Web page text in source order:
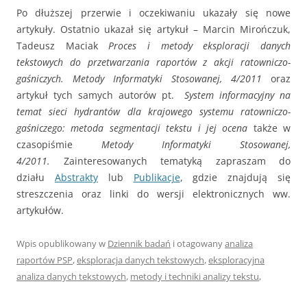
Po dłuższej przerwie i oczekiwaniu ukazały się nowe
artykuły. Ostatnio ukazał się artykuł – Marcin Mirończuk,
Tadeusz MaciakProces i metody eksploracji danych
tekstowych do przetwarzania raportów z akcji ratowniczo-
gaśniczych. Metody Informatyki Stosowanej, 4/2011
oraz
artykuł tych samych autorów pt.System informacyjny na
temat sieci hydrantów dla krajowego systemu ratowniczo-
gaśniczego: metoda segmentacji tekstu i jej ocena także w
czasopiśmie Metody Informatyki Stosowanej,
4/2011. Zainteresowanych tematyką zapraszam do
działu Abstraktylub Publikacje, gdzie znajdują się
streszczenia oraz linki do wersji elektronicznych ww.
artykułów.
Wpis opublikowany w Dziennik badań i otagowanyanaliza
raportów PSP,eksploracja danych tekstowych,eksploracyjna
analiza danych tekstowych, metody i techniki analizy tekstu,